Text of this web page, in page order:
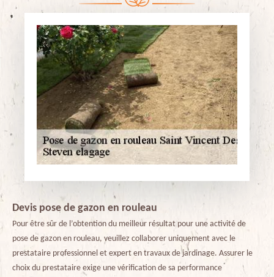
Devis pose de gazon en rouleau
Pour être sûr de l’obtention du meilleur résultat pour une activité de
pose de gazon en rouleau, veuillez collaborer uniquement avec le
prestataire professionnel et expert en travaux de jardinage. Assurer le
choix du prestataire exige une vérification de sa performance